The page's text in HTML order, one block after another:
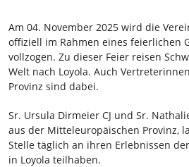
Am 04. November 2025 wird die
offiziell im Rahmen eines feierlichen
vollzogen. Zu dieser Feier reisen
Welt nach Loyola. Auch
Provinz sind dabei.
Sr. Ursula Dirmeier CJ und Sr.
aus der Mitteleuropäischen Provinz,
Stelle täglich an ihren Erlebnissen
in Loyola teilhaben.